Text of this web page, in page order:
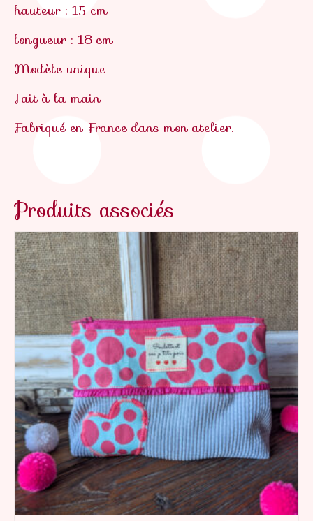
hauteur : 15 cm
longueur : 18 cm
Modèle unique
Fait à la main
Fabriqué en France dans mon atelier.
Produits associés